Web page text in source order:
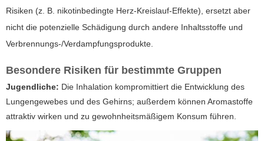
Risiken (z. B. nikotinbedingte Herz-Kreislauf-Effekte), ersetzt aber
nicht die potenzielle Schädigung durch andere Inhaltsstoffe und
Verbrennungs-/Verdampfungsprodukte.
Besondere Risiken für bestimmte Gruppen
Jugendliche: Die Inhalation kompromittiert die Entwicklung des
Lungengewebes und des Gehirns; außerdem können Aromastoffe
attraktiv wirken und zu gewohnheitsmäßigem Konsum führen.